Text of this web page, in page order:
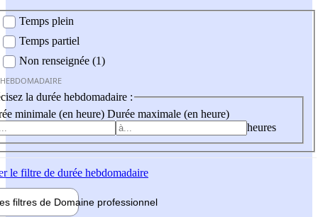
Temps plein
Temps partiel
Non renseignée (1)
la durée hebdomadaire :
minimale (en heure) Durée maximale (en heure)
heures
le filtre de durée hebdomadaire
filtres de Domaine professionnel